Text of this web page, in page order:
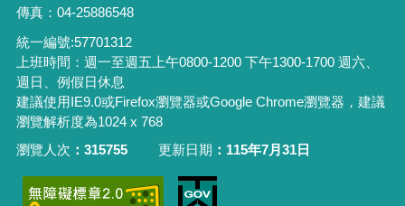
傳真：04-25886548
統一編號:57701312
上班時間：週一至週五上午0800-1200 下午1300-1700 週六、
週日、例假日休息
建議使用IE9.0或Firefox瀏覽器或Google Chrome瀏覽器，建議
瀏覽解析度為1024 x 768
瀏覽人次
315755 更新日期 115年7月31日